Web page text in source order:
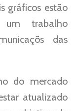
gráficos estão
trabalho
das
do mercado
atualizado